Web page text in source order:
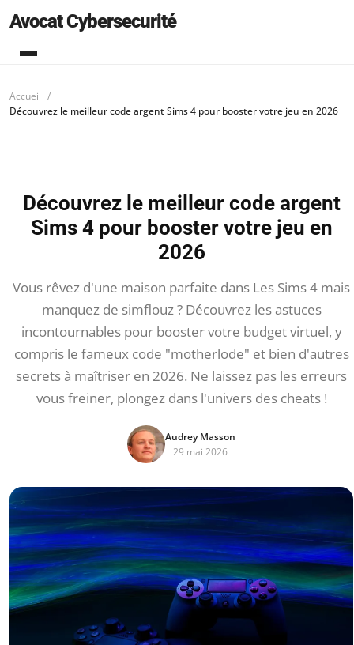
Avocat Cybersecurité
Accueil
Découvrez le meilleur code argent Sims 4 pour booster votre jeu en 2026
Découvrez le meilleur code argent
Sims 4 pour booster votre jeu en
2026
Vous rêvez d'une maison parfaite dans Les Sims 4 mais
manquez de simflouz ? Découvrez les astuces
incontournables pour booster votre budget virtuel, y
compris le fameux code "motherlode" et bien d'autres
secrets à maîtriser en 2026. Ne laissez pas les erreurs
vous freiner, plongez dans l'univers des cheats !
Audrey Masson
29 mai 2026